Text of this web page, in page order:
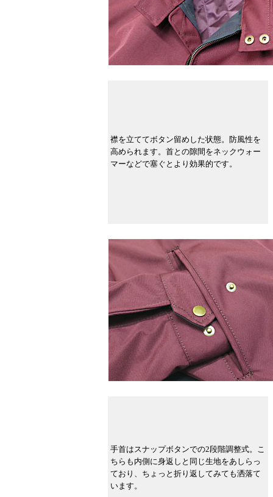
襟を立ててボタン留めした状態。防風性を
高められます。首との隙間をネックウォー
マーなどで塞ぐとより効果的です。
手首はスナップボタンでの2段階調整式。こ
ちらも内側に身返しと同じ生地をあしらっ
ており、ちょっと折り返してみても洒落て
います。